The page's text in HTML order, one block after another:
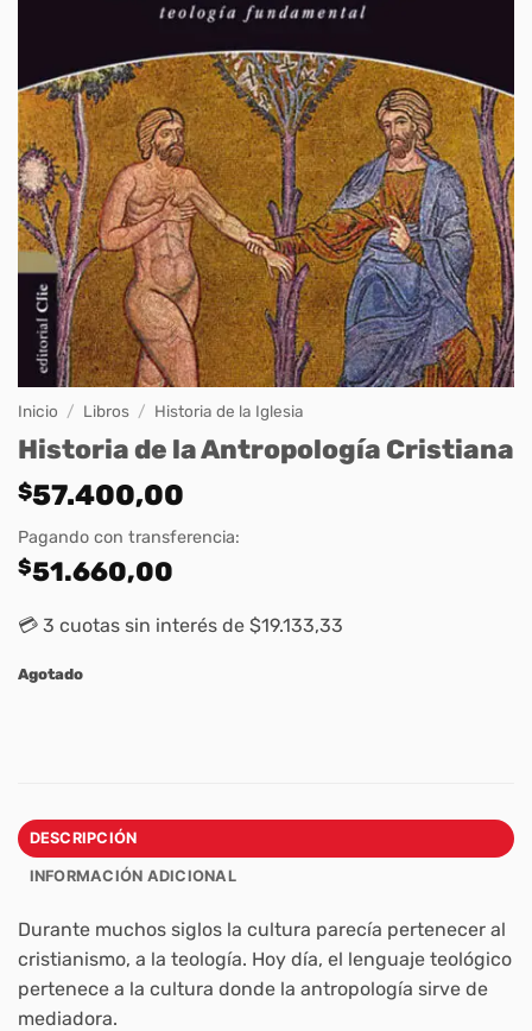
Inicio / Libros / Historia de la Iglesia
Historia de la Antropología Cristiana
$57.400,00
Pagando con transferencia:
$51.660,00
💳 3 cuotas sin interés de $19.133,33
Agotado
DESCRIPCIÓN
INFORMACIÓN ADICIONAL
Durante muchos siglos la cultura parecía pertenecer al
cristianismo, a la teología. Hoy día, el lenguaje teológico
pertenece a la cultura donde la antropología sirve de
mediadora.